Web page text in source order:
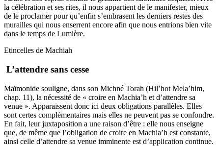
la célébration et ses rites, il nous appartient de le manifester, mieux
de le proclamer pour qu’enfin s’embrasent les derniers restes des
murailles qui nous enserrent encore afin que nous entrions bien vite
dans le temps de Lumière.
Etincelles de Machiah
L’attendre sans cesse
Maïmonide souligne, dans son Michné Torah (Hil’hot Mela’him,
chap. 11), la nécessité de « croire en Machia’h et d’attendre sa
venue ». Apparaissent donc ici deux obligations parallèles. Elles
sont certes complémentaires mais elles ne peuvent pas se confondre.
En fait, leur juxtaposition a une raison d’être : elle nous enseigne
que, de même que l’obligation de croire en Machia’h est constante,
ainsi celle d’attendre sa venue imminente est d’application continue.